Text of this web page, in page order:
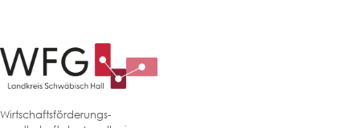
Wirtschaftsförderungs-